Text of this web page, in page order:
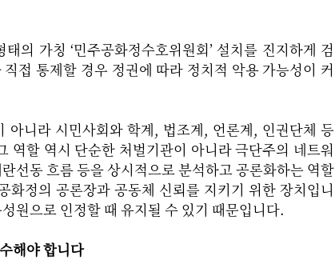
의 가칭 ‘민주공화정수호위원회’ 설치를 진지하게 검
접 통제할 경우 정권에 따라 정치적 악용 가능성이 커
아니라 시민사회와 학계, 법조계, 언론계, 인권단체 등
역할 역시 단순한 처벌기관이 아니라 극단주의 네트워
선동 흐름 등을 상시적으로 분석하고 공론화하는 역할
정의 공론장과 공동체 신뢰를 지키기 위한 장치입니
원으로 인정할 때 유지될 수 있기 때문입니다.
해야 합니다